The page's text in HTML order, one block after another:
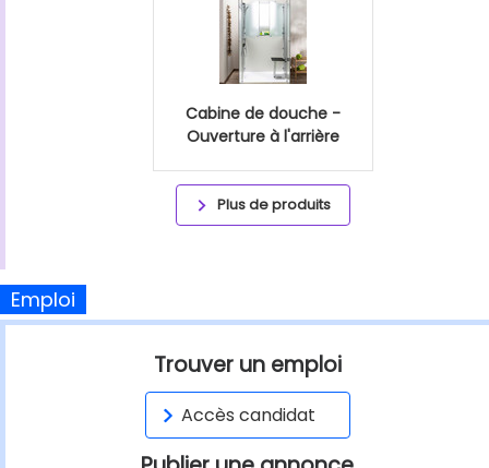
Cabine de douche -
Ouverture à l'arrière
Plus de produits
Emploi
Trouver un emploi
Accès candidat